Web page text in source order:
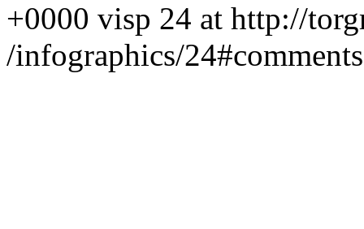
+0000 visp 24 at http://
/infographics/24#comments